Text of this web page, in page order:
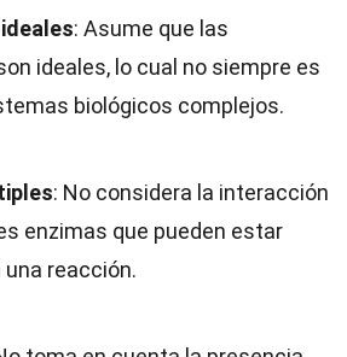
: Asume que las
ideales, lo cual no siempre es
biológicos complejos.
: No considera la interacción
enzimas que pueden estar
reacción.